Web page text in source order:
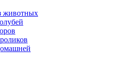
животных